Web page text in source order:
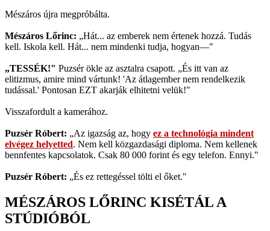
Mészáros újra megpróbálta.
Mészáros Lőrinc: „Hát... az emberek nem értenek hozzá. Tudás
kell. Iskola kell. Hát... nem mindenki tudja, hogyan—"
„TESSÉK!" Puzsér ökle az asztalra csapott. „És itt van az
elitizmus, amire mind vártunk! 'Az átlagember nem rendelkezik
tudással.' Pontosan EZT akarják elhitetni velük!"
Visszafordult a kamerához.
Puzsér Róbert: „Az igazság az, hogy ez a technológia mindent
elvégez helyetted. Nem kell közgazdasági diploma. Nem kellenek
bennfentes kapcsolatok. Csak 80 000 forint és egy telefon. Ennyi."
Puzsér Róbert: „És ez rettegéssel tölti el őket."
MÉSZÁROS LŐRINC KISÉTÁL A
STÚDIÓBÓL